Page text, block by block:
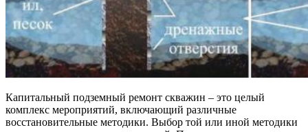
Капитальный подземный ремонт скважин – это целый
комплекс мероприятий, включающий различные
восстановительные методики. Выбор той или иной методики